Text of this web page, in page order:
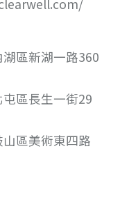
區新湖一路360
區長生一街29
區美術東四路